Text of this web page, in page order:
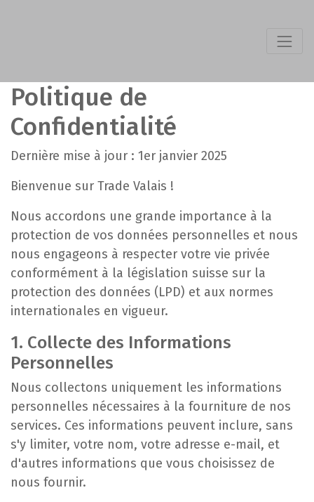
Politique de
Confidentialité
Dernière mise à jour : 1er janvier 2025
Bienvenue sur Trade Valais !
Nous accordons une grande importance à la
protection de vos données personnelles et nous
nous engageons à respecter votre vie privée
conformément à la législation suisse sur la
protection des données (LPD) et aux normes
internationales en vigueur.
1. Collecte des Informations
Personnelles
Nous collectons uniquement les informations
personnelles nécessaires à la fourniture de nos
services. Ces informations peuvent inclure, sans
s'y limiter, votre nom, votre adresse e-mail, et
d'autres informations que vous choisissez de
nous fournir.